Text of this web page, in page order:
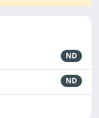
ND
ND